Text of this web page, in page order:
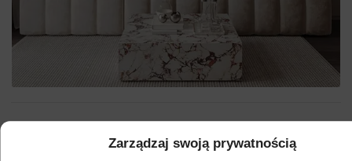
Zarządzaj swoją prywatnością
Mam ścianę o nietypowym kształcie,